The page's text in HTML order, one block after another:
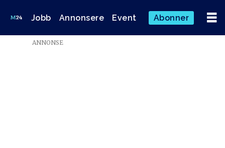
Jobb Annonsere Event Abonner
ANNONSE